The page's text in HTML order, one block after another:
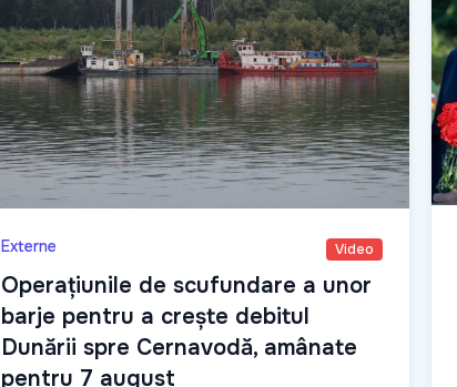
Externe Video
Operațiunile de scufundare a unor
barje pentru a crește debitul
Dunării spre Cernavodă, amânate
pentru 7 august